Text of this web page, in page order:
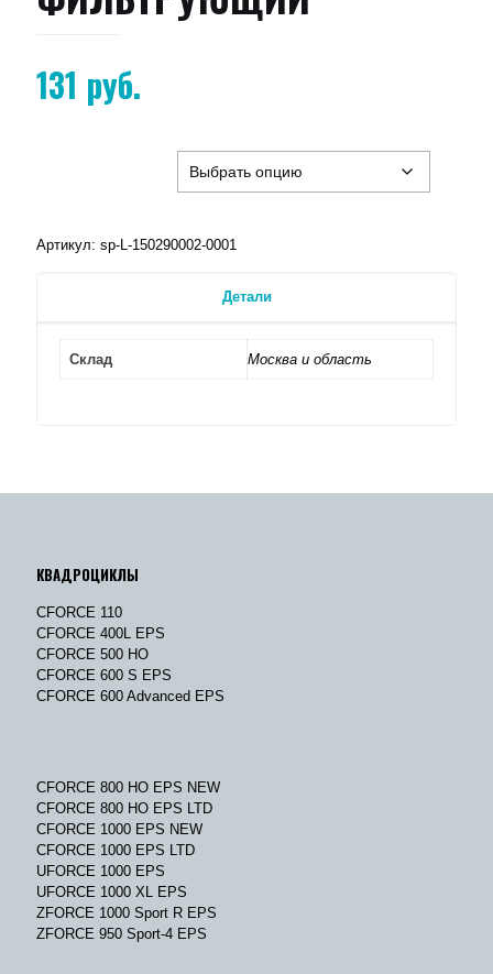
131 руб.
Артикул: sp-L-150290002-0001
Детали
Склад Москва и область
КВАДРОЦИКЛЫ
CFORCE 110
CFORCE 400L EPS
CFORCE 500 HO
CFORCE 600 S EPS
CFORCE 600 Advanced EPS
CFORCE 800 HO EPS NEW
CFORCE 800 HO EPS LTD
CFORCE 1000 EPS NEW
CFORCE 1000 EPS LTD
UFORCE 1000 EPS
UFORCE 1000 XL EPS
ZFORCE 1000 Sport R EPS
ZFORCE 950 Sport-4 EPS